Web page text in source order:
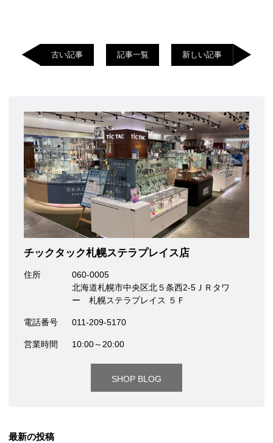
古い記事 記事一覧 新しい記事
チックタック札幌ステラプレイス店
住所
060-0005
北海道札幌市中央区北５条西2-5ＪＲタワ
ー 札幌ステラプレイス ５Ｆ
電話番号 011-209-5170
営業時間 10:00～20:00
SHOP BLOG
最新の投稿